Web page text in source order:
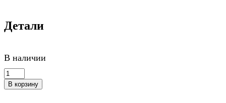
Детали
В наличии
Количество
товара
Нож
В корзину